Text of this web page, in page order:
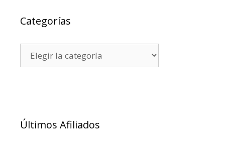
Categorías
Últimos Afiliados